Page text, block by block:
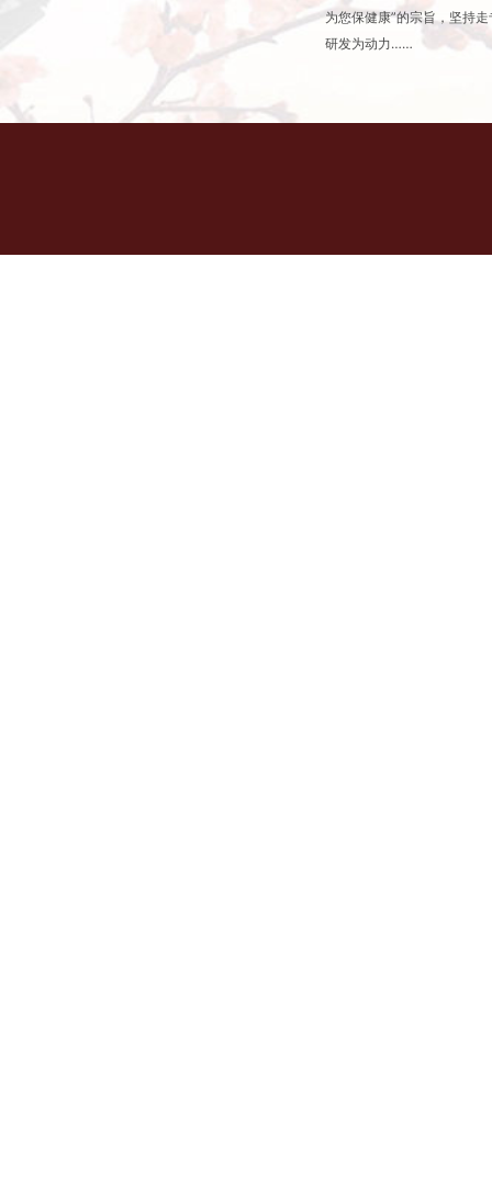
为您保健康”的宗旨，坚持
研发为动力……